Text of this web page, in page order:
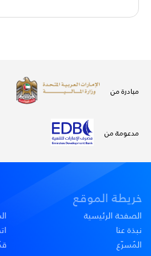
مبادرة من
مدعومة من
خريطة الموقع
الصفحة الرئيسية
نبذة عنا
المُسرّع